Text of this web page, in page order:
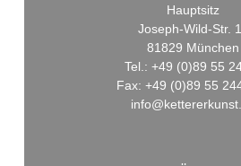
Hauptsitz
Joseph-Wild-Str.
81829 München
Tel.: +49 (0)89 55
Fax: +49 (0)89 55